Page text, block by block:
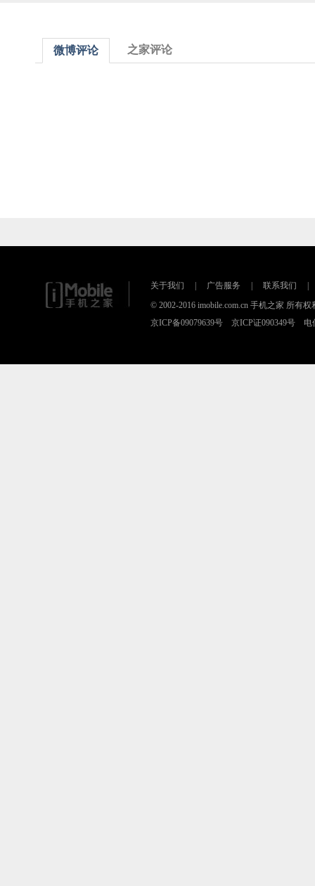
微博评论 之家评论
关于我们 广告服务 联系我们
© 2002-2016 imobile.com.cn 手机之家 所有
京ICP备09079639号 京ICP证090349号 电